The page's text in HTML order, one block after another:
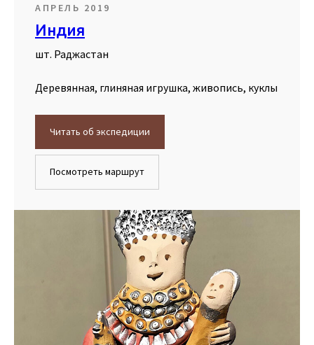
АПРЕЛЬ 2019
Индия
шт. Раджастан
Деревянная, глиняная игрушка, живопись, куклы
Читать об экспедиции
Посмотреть маршрут